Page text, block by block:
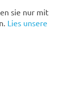
sie nur mit
Lies unsere